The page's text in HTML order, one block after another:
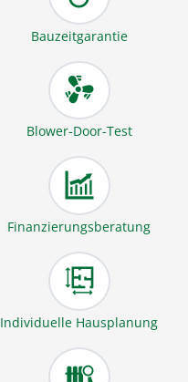
Bauzeitgarantie
Blower-Door-Test
Finanzierungsberatung
Individuelle Hausplanung